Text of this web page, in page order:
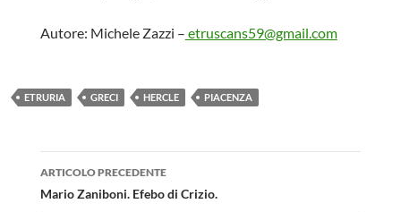
Autore: Michele Zazzi – etruscans59@gmail.com
ETRURIA GRECI HERCLE PIACENZA
Navigazione
articolo
ARTICOLO PRECEDENTE
Mario Zaniboni. Efebo di Crizio.